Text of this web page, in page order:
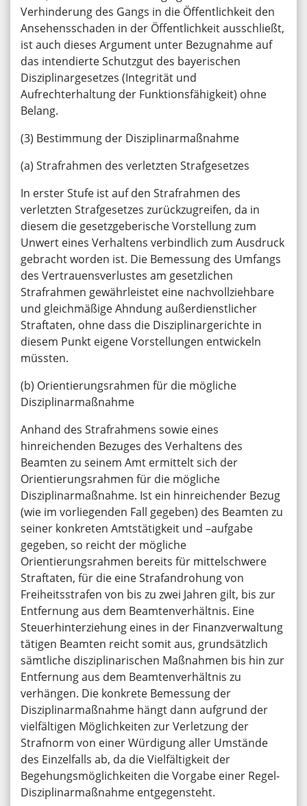
Verhinderung des Gangs in die Öffentlichkeit den
Ansehensschaden in der Öffentlichkeit ausschließt,
ist auch dieses Argument unter Bezugnahme auf
das intendierte Schutzgut des bayerischen
Disziplinargesetzes (Integrität und
Aufrechterhaltung der Funktionsfähigkeit) ohne
Belang.
(3) Bestimmung der Disziplinarmaßnahme
(a) Strafrahmen des verletzten Strafgesetzes
In erster Stufe ist auf den Strafrahmen des
verletzten Strafgesetzes zurückzugreifen, da in
diesem die gesetzgeberische Vorstellung zum
Unwert eines Verhaltens verbindlich zum Ausdruck
gebracht worden ist. Die Bemessung des Umfangs
des Vertrauensverlustes am gesetzlichen
Strafrahmen gewährleistet eine nachvollziehbare
und gleichmäßige Ahndung außerdienstlicher
Straftaten, ohne dass die Disziplinargerichte in
diesem Punkt eigene Vorstellungen entwickeln
müssten.
(b) Orientierungsrahmen für die mögliche
Disziplinarmaßnahme
Anhand des Strafrahmens sowie eines
hinreichenden Bezuges des Verhaltens des
Beamten zu seinem Amt ermittelt sich der
Orientierungsrahmen für die mögliche
Disziplinarmaßnahme. Ist ein hinreichender Bezug
(wie im vorliegenden Fall gegeben) des Beamten zu
seiner konkreten Amtstätigkeit und –aufgabe
gegeben, so reicht der mögliche
Orientierungsrahmen bereits für mittelschwere
Straftaten, für die eine Strafandrohung von
Freiheitsstrafen von bis zu zwei Jahren gilt, bis zur
Entfernung aus dem Beamtenverhältnis. Eine
Steuerhinterziehung eines in der Finanzverwaltung
tätigen Beamten reicht somit aus, grundsätzlich
sämtliche disziplinarischen Maßnahmen bis hin zur
Entfernung aus dem Beamtenverhältnis zu
verhängen. Die konkrete Bemessung der
Disziplinarmaßnahme hängt dann aufgrund der
vielfältigen Möglichkeiten zur Verletzung der
Strafnorm von einer Würdigung aller Umstände
des Einzelfalls ab, da die Vielfältigkeit der
Begehungsmöglichkeiten die Vorgabe einer Regel-
Disziplinarmaßnahme entgegensteht.